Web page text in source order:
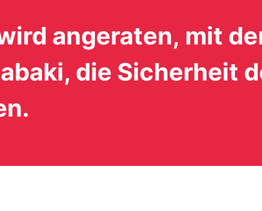
angeraten, mit
die Sicherheit